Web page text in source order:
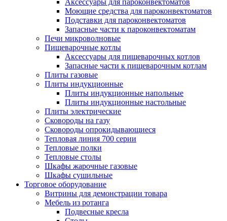
Аксессуары для пароконвектоматов
Моющие средства для пароконвектоматов
Подставки для пароконвектоматов
Запасные части к пароконвектоматам
Печи микроволновые
Пищеварочные котлы
Аксессуары для пищеварочных котлов
Запасные части к пищеварочным котлам
Плиты газовые
Плиты индукционные
Плиты индукционные напольные
Плиты индукционные настольные
Плиты электрические
Сковороды на газу
Сковороды опрокидывающиеся
Тепловая линия 700 серии
Тепловые полки
Тепловые столы
Шкафы жарочные газовые
Шкафы сушильные
Торговое оборудование
Витрины для демонстрации товара
Мебель из ротанга
Подвесные кресла